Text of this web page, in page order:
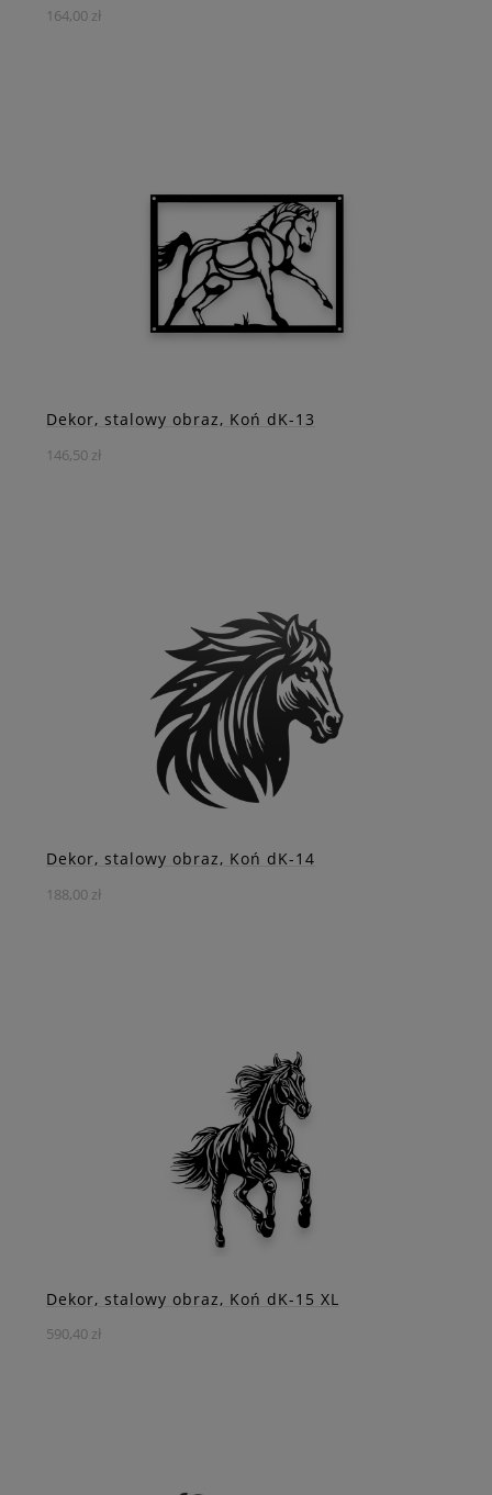
164,00 zł
Artystycznej Formie
DO KOSZYKA
ZOBACZ WIĘCEJ
Dekor, stalowy obraz, Koń dK-13
146,50 zł
pełną grację sylwetkę konia w biegu. To wyjątkowe dzieło,
które łączy w sobie siłę natury i subtelną elegancję,
tworząc harmonijną całość w prostokątnej ramie.
DO KOSZYKA
ZOBACZ WIĘCEJ
Dekor, stalowy obraz, Koń dK-14
188,00 zł
Dynamiczna, pełna energii i elegancji.
DO KOSZYKA
ZOBACZ WIĘCEJ
Dekor, stalowy obraz, Koń dK-15 XL
590,40 zł